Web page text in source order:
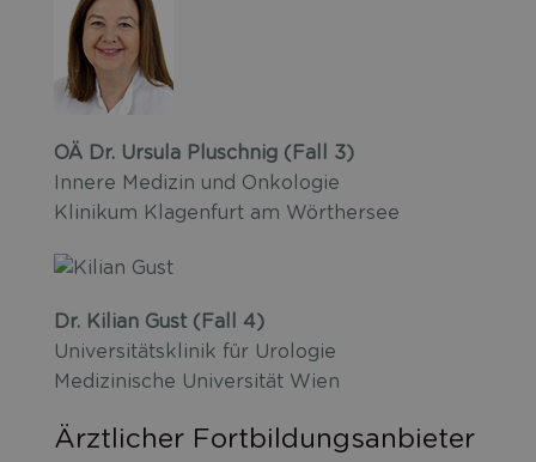
OÄ Dr. Ursula Pluschnig (Fall 3)
Innere Medizin und Onkologie
Klinikum Klagenfurt am Wörthersee
Dr. Kilian Gust (Fall 4)
Universitätsklinik für Urologie
Medizinische Universität Wien
Ärztlicher Fortbildungsanbieter